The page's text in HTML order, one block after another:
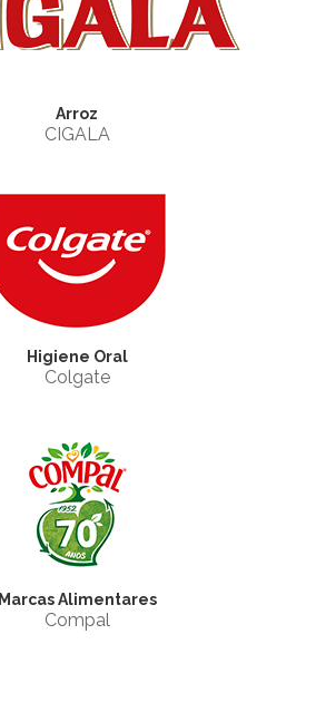
Arroz
CIGALA
Higiene Oral
Colgate
Marcas Alimentares
Compal